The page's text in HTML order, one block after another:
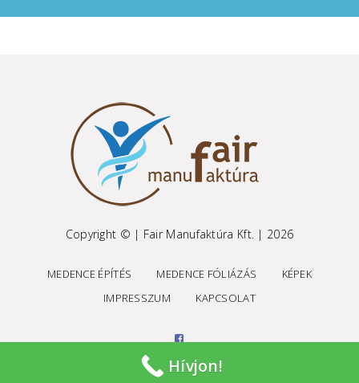
Copyright © | Fair Manufaktúra Kft. | 2026
MEDENCE ÉPÍTÉS MEDENCE FÓLIÁZÁS
KÉPEK
IMPRESSZUM
KAPCSOLAT
Hívjon!